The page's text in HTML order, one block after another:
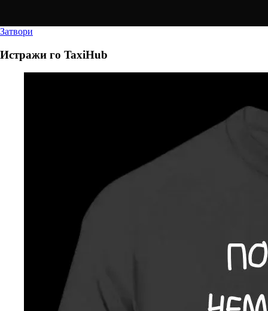
Затвори
Истражи го TaxiHub